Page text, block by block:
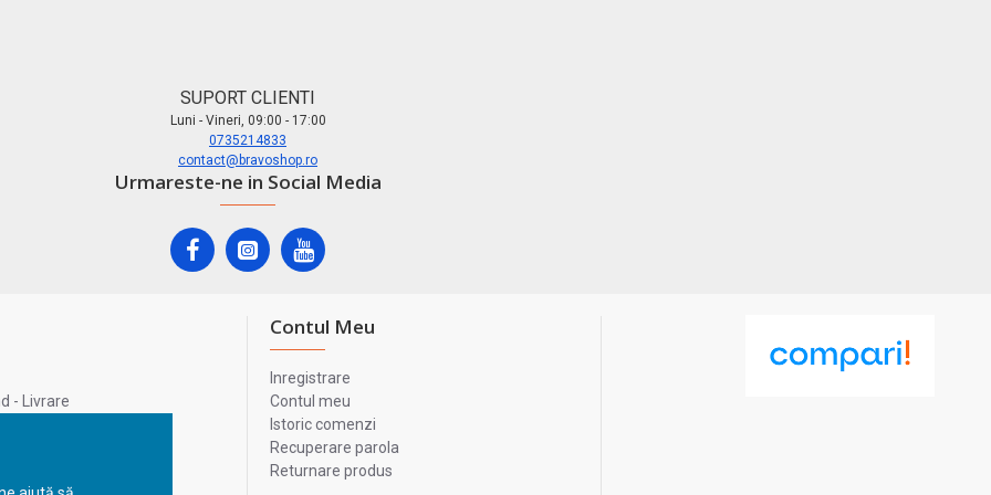
SUPORT CLIENTI
Luni - Vineri, 09:00 - 17:00
0735214833
contact@bravoshop.ro
Urmareste-ne in Social Media
- Livrare
Contul Meu
Inregistrare
Contul meu
Istoric comenzi
Recuperare parola
Returnare produs